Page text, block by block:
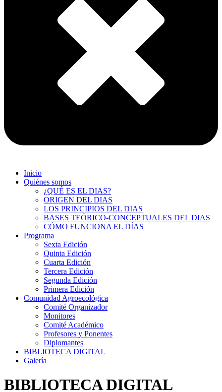
Inicio
Quiénes somos
¿QUÉ ES EL DIAS?
ORIGEN DEL DIAS
LOS PRINCIPIOS DEL DIAS
BASES TEÓRICO-CONCEPTUALES DEL DIAS
CÓMO FUNCIONA EL DÍAS
Programa
Sexta Edición
Quinta Edición
Cuarta Edición
Tercera Edición
Segunda Edición
Primera Edición
Comunidad Agroecológica
Comité Organizador
Monitores
Comité Académico
Profesores y Ponentes
Diplomantes
BIBLIOTECA DIGITAL
Galería
BIBLIOTECA DIGITAL